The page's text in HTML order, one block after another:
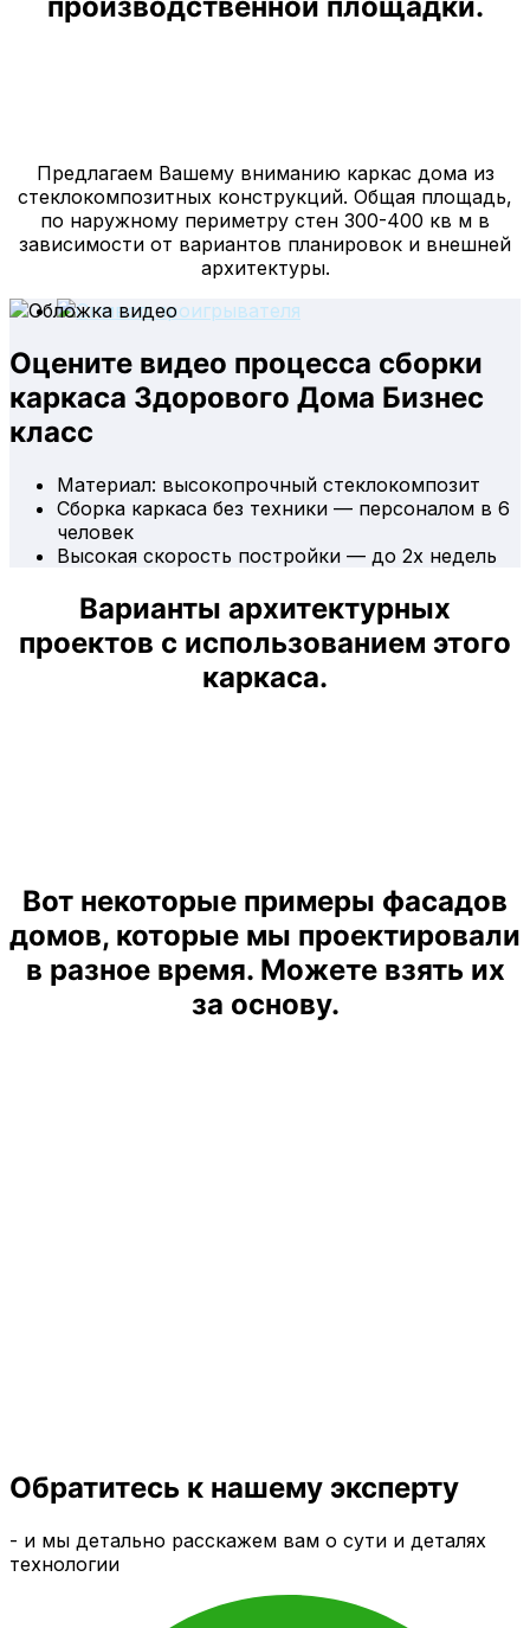
Предлагаем Вашему вниманию каркас дома из
стеклокомпозитных конструкций. Общая площадь,
по наружному периметру стен 300-400 кв м в
зависимости от вариантов планировок и внешней
архитектуры.
Оцените видео процесса сборки
каркаса Здорового Дома Бизнес
класс
Материал: высокопрочный стеклокомпозит
Сборка каркаса без техники — персоналом в 6
человек
Высокая скорость постройки — до 2х недель
Варианты архитектурных
проектов с использованием этого
каркаса.
Вот некоторые примеры фасадов
домов, которые мы проектировали
в разное время. Можете взять их
за основу.
Обратитесь к нашему эксперту
- и мы детально расскажем вам о сути и деталях
технологии